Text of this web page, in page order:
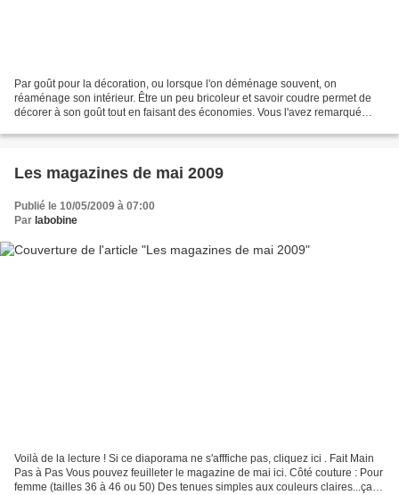
Par goût pour la décoration, ou lorsque l'on déménage souvent, on
réaménage son intérieur. Être un peu bricoleur et savoir coudre permet de
décorer à son goût tout en faisant des économies. Vous l'avez remarqué
Les magazines de mai 2009
Publié le 10/05/2009 à 07:00
Par labobine
Voilà de la lecture ! Si ce diaporama ne s'afffiche pas, cliquez ici . Fait Main
Pas à Pas Vous pouvez feuilleter le magazine de mai ici. Côté couture : Pour
femme (tailles 36 à 46 ou 50) Des tenues simples aux couleurs claires...ça